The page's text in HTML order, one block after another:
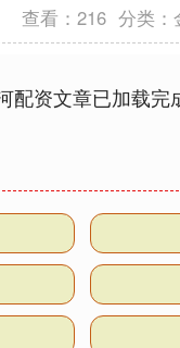
查看：216 分类：
配资文章已加载完